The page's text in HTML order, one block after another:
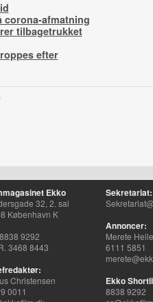
corona-afmatning
tilbagetrukket
efter
Ekko
32, 2. sal
København K
9292
3468 8443
Christensen
0011
Sekretariat:
Annoncer:
Merete
6111 5851
Ekko
8838 9292